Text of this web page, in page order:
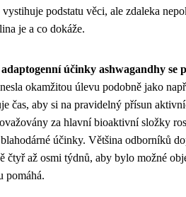
vystihuje podstatu věci, ale zdaleka
je a co dokáže.
adaptogenní účinky ashwagandhy se
okamžitou úlevu podobně jako
čas, aby si na pravidelný přísun
za hlavní bioaktivní složky
účinky. Většina odborníků
čtyř až osmi týdnů, aby bylo možné
pomáhá.